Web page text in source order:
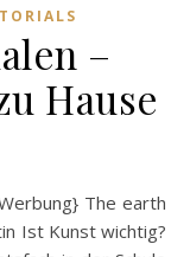
–
Hause
Ist Kunst wichtig?